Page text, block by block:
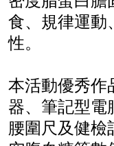
食、規律運動
性。
本活動優秀作
器、筆記型電
腰圍尺及健檢